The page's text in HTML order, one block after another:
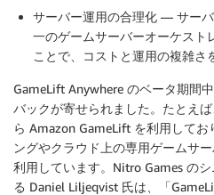
サーバー運用の合理化 — サーバ
一のゲームサーバーオーケスト
ことで、コストと運用の複雑さ
GameLift Anywhere のベータ期間
バックが寄せられました。たとえば
ら Amazon GameLift を利用して
ングやクラウド上の専用ゲームサ
利用しています。Nitro Games の
る Daniel Liljeqvist 氏は、「